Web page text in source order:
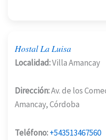
Hostal La Luisa
Localidad:Villa Amancay
Dirección:Av. de los
Amancay, Córdoba
Teléfono:+543513467560